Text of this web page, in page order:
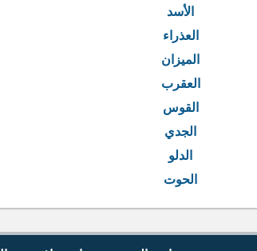
الأسد
العذراء
الميزان
العقرب
القوس
الجدي
الدلو
الحوت